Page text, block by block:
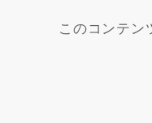
このコンテン